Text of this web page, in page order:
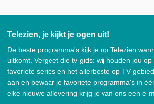
Telezien, je kijkt je ogen uit!
De beste programma's kijk je op Telezien
uitkomt. Vergeet die tv-gids: wij houden jou
favoriete series en het allerbeste op TV
aan en bewaar je favoriete programma's in
elke nieuwe aflevering krijg je van ons een e-